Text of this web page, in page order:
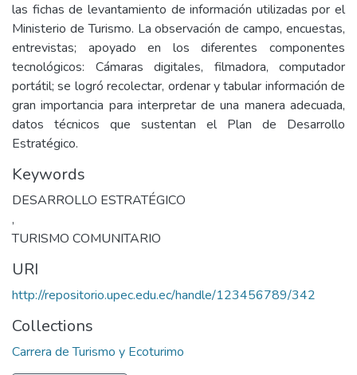
las fichas de levantamiento de información utilizadas por el
Ministerio de Turismo. La observación de campo, encuestas,
entrevistas; apoyado en los diferentes componentes
tecnológicos: Cámaras digitales, filmadora, computador
portátil; se logró recolectar, ordenar y tabular información de
gran importancia para interpretar de una manera adecuada,
datos técnicos que sustentan el Plan de Desarrollo
Estratégico.
Keywords
DESARROLLO ESTRATÉGICO
,
TURISMO COMUNITARIO
URI
http://repositorio.upec.edu.ec/handle/123456789/342
Collections
Carrera de Turismo y Ecoturimo